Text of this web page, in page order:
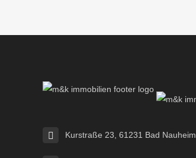
Kurstraße 23, 61231 Bad Nauheim